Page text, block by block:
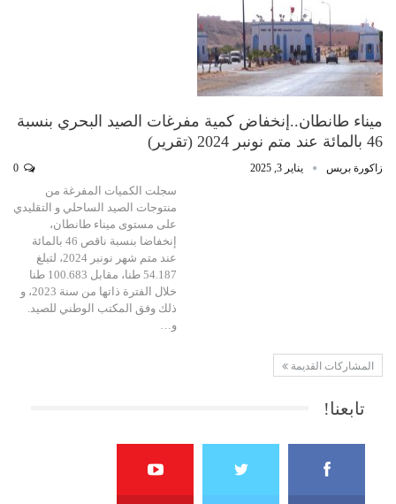
ميناء طانطان..إنخفاض كمية مفرغات الصيد البحري بنسبة
46 بالمائة عند متم نونبر 2024 (تقرير)
زاكورة بريس يناير 3, 2025
سجلت الكميات المفرغة من
منتوجات الصيد الساحلي و التقليدي
على مستوى ميناء طانطان،
إنخفاضا بنسبة ناقص 46 بالمائة
عند متم شهر نونبر 2024، لتبلغ
54.187 طنا، مقابل 100.683 طنا
خلال الفترة ذاتها من سنة 2023، و
ذلك وفق المكتب الوطني للصيد.
و…
المشاركات القديمة
تابعنا!